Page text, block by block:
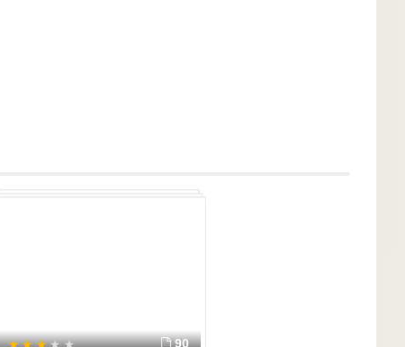
90